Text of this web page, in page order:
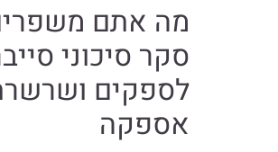
מה אתם
סקר סיכוני
לספקים
אספקה